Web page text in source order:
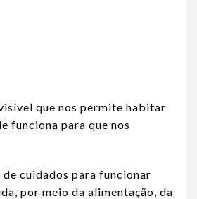
que nos permite habitar
funciona para que nos
de cuidados para funcionar
por meio da alimentação, da